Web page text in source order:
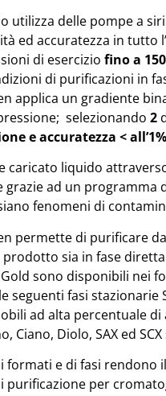
utilizza delle pompe a
ed accuratezza in tutto
di esercizio fino a
di purificazioni in
applica un gradiente
selezionando 2
e accuratezza < all’1%
caricato liquido
grazie ad un programma
fenomeni di
permette di purificare
sia in fase
sono disponibili nei
seguenti fasi stazionarie
ad alta percentuale di
Ciano, Diolo, SAX ed
formati e di fasi rendono
purificazione per